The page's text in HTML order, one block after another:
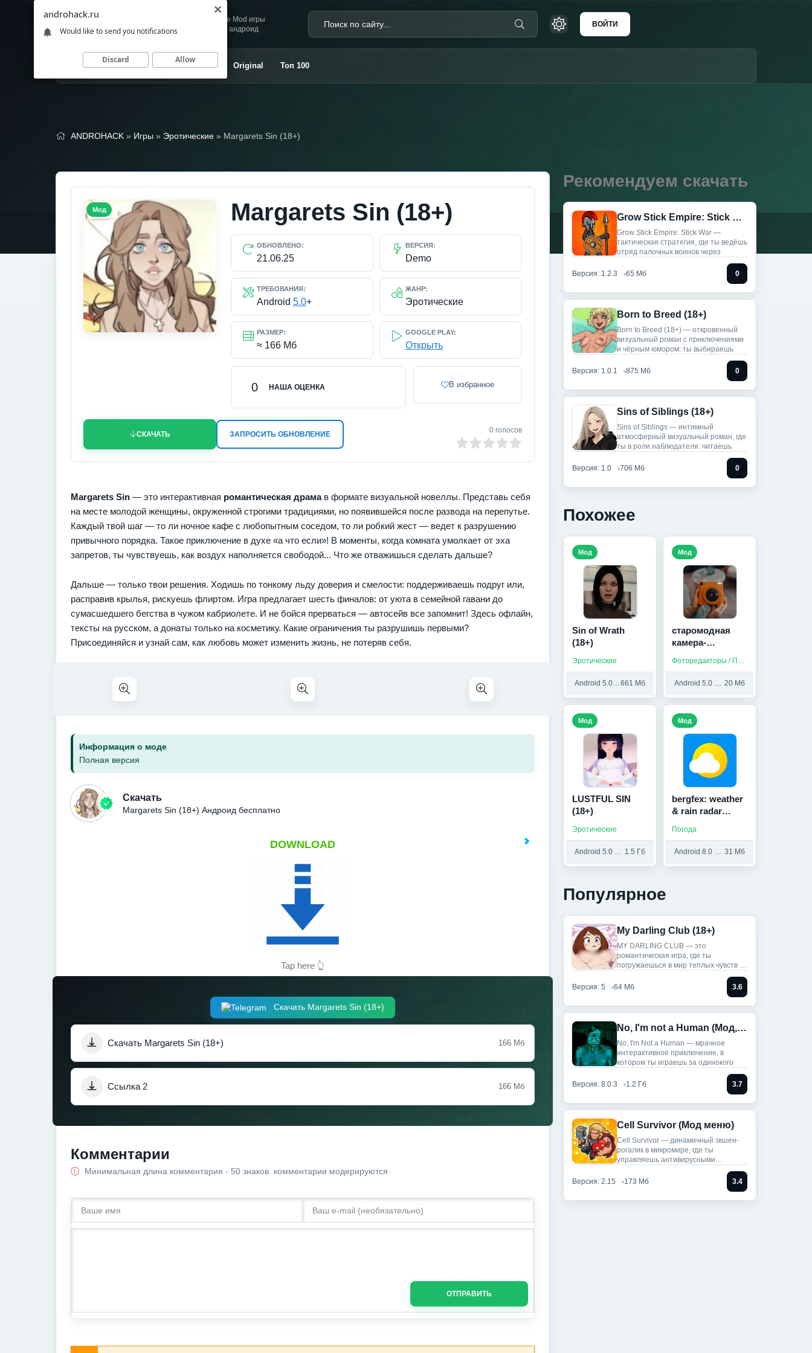
Andro
HACK
Скачивай любимые Mod игры
и приложения для андроид
ВОЙТИ
Главная Игры Приложения Original Топ 100
ANDROHACK » Игры » Эротические » Margarets Sin (18+)
Margarets Sin (18+)
ОБНОВЛЕНО:
21.06.25
ВЕРСИЯ:
Demo
ТРЕБОВАНИЯ:
Android 5.0+
ЖАНР:
Эротические
РАЗМЕР:
≈ 166 Мб
GOOGLE PLAY:
Открыть
НАША ОЦЕНКА
0 В избранное
СКАЧАТЬ ЗАПРОСИТЬ ОБНОВЛЕНИЕ 0 голосов
Мод
Margarets Sin — это интерактивная романтическая драмав формате визуальной новеллы. Представь себя
на месте молодой женщины, окруженной строгими традициями, но появившейся после развода на перепутье.
Каждый твой шаг — то ли ночное кафе с любопытным соседом, то ли робкий жест — ведет к разрушению
привычного порядка. Такое приключение в духе «а что если»! В моменты, когда комната умолкает от эха
запретов, ты чувствуешь, как воздух наполняется свободой... Что же отважишься сделать дальше?
Дальше — только твои решения. Ходишь по тонкому льду доверия и смелости: поддерживаешь подруг или,
расправив крылья, рискуешь флиртом. Игра предлагает шесть финалов: от уюта в семейной гавани до
сумасшедшего бегства в чужом кабриолете. И не бойся прерваться — автосейв все запомнит! Здесь офлайн,
тексты на русском, а донаты только на косметику. Какие ограничения ты разрушишь первыми?
Присоединяйся и узнай сам, как любовь может изменить жизнь, не потеряв себя.
Информация о моде
Полная версия
Скачать
Margarets Sin (18+) Андроид бесплатно
DOWNLOAD
Tap here 👆
Скачать Margarets Sin (18+)
Скачать Margarets Sin (18+) 166 Мб
Ссылка 2 166 Мб
Комментарии
Минимальная длина комментария - 50 знаков. комментарии модерируются
ОТПРАВИТЬ
Рекомендуем скачать
Grow Stick Empire: Stick War (Мод, Много денег)
Grow Stick Empire: Stick War —
тактическая стратегия, где ты ведёшь
отряд палочных воинов через
Версия: 1.2.3 65 Мб 0
Born to Breed (18+)
Born to Breed (18+) — откровенный
визуальный роман с приключениями
и чёрным юмором: ты выбираешь
Версия: 1.0.1 875 Мб 0
Sins of Siblings (18+)
Sins of Siblings — интимный
атмосферный визуальный роман, где
ты в роли наблюдателя: читаешь
Версия: 1.0 706 Мб 0
Похожее
Sin of Wrath
(18+)
Эротические
Android 5.0 и выше661 Мб
Мод
старомодная
камера-
(Мод, Unlocked)
Фоторедакторы / Приложения на русском
Android 5.0 и выше 20 Мб
Мод
LUSTFUL SIN
(18+)
Эротические
Android 5.0 и выше 1.5 Гб
Мод
bergfex: weather
& rain radar
Unlocked)
Погода
Android 8.0 и выше 31 Мб
Мод
Популярное
My Darling Club (18+)
MY DARLING CLUB — это
романтическая игра, где ты
погружаешься в мир теплых чувств и
Версия: 5
64 Мб 3.6
No, I'm not a Human (Мод, Unlocked)
No, I'm Not a Human — мрачное
интерактивное приключение, в
котором ты играешь за одинокого
Версия: 8.0.3 1.2 Гб 3.7
Cell Survivor (Мод меню)
Cell Survivor — динамичный экшен-
рогалик в микромире, где ты
управляешь антивирусными
Версия: 2.15
173 Мб 3.4
androhack.ru
Would like to send you notifications
Discard Allow